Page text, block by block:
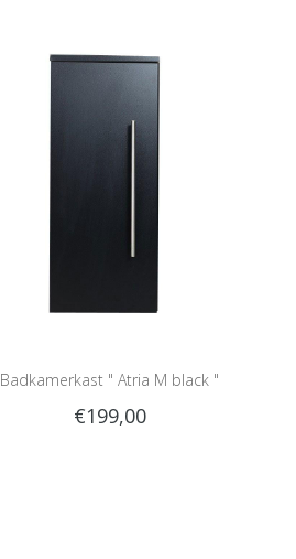
Badkamerkast " Atria M black "
€199,00